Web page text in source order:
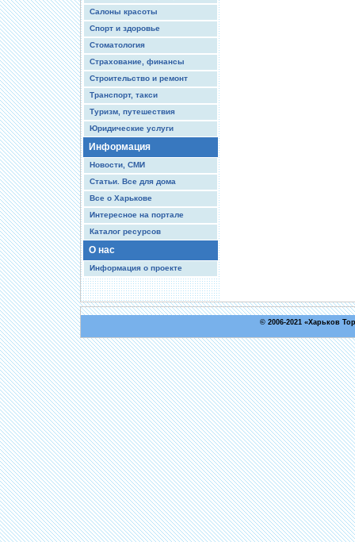
Салоны красоты
Спорт и здоровье
Стоматология
Страхование, финансы
Строительство и ремонт
Транспорт, такси
Туризм, путешествия
Юридические услуги
Информация
Новости, СМИ
Статьи. Все для дома
Все о Харькове
Интересное на портале
Каталог ресурсов
О нас
Информация о проекте
© 2006-2021 «Харьков